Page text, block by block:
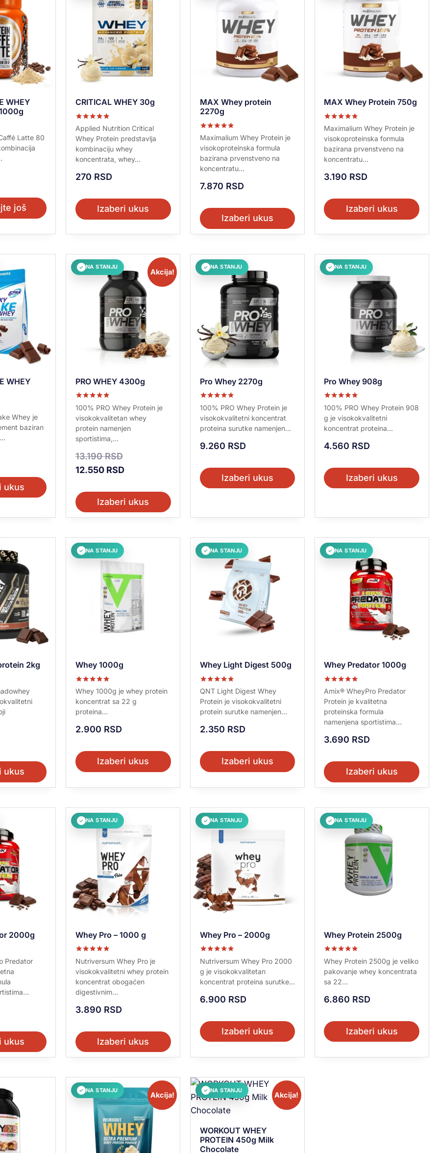
WHEY
Latte 80
još
CRITICAL WHEY 30g
Ocenjeno sa
5.00
od 5
Applied Nutrition Critical
Whey Protein predstavlja
kombinaciju whey
koncentrata, whey...
270 RSD
Izaberi ukus
MAX Whey protein
2270g
Ocenjeno sa
5.00
od 5
Maximalium Whey Protein je
visokoproteinska formula
bazirana prvenstveno na
koncentratu...
7.870 RSD
Izaberi ukus
MAX Whey Protein 750g
Ocenjeno sa
5.00
od 5
Maximalium Whey Protein je
visokoproteinska formula
bazirana prvenstveno na
koncentratu...
3.190 RSD
Izaberi ukus
WHEY
Whey je
baziran
ukus
✓ NA STANJU
Akcija!
PRO WHEY 4300g
Ocenjeno sa
5.00
od 5
100% PRO Whey Protein je
visokokvalitetan whey
protein namenjen
sportistima,...
13.190RSD
12.550 RSD
Izaberi ukus
✓ NA STANJU
Pro Whey 2270g
Ocenjeno sa
5.00
od 5
100% PRO Whey Protein je
visokokvalitetni koncentrat
proteina surutke namenjen...
9.260 RSD
Izaberi ukus
✓ NA STANJU
Pro Whey 908g
Ocenjeno sa
5.00
od 5
100% PRO Whey Protein 908
g je visokokvalitetni
koncentrat proteina...
4.560 RSD
Izaberi ukus
2kg
ukus
✓ NA STANJU
Whey 1000g
Ocenjeno sa
5.00
od 5
Whey 1000g je whey protein
koncentrat sa 22 g
proteina...
2.900 RSD
Izaberi ukus
✓ NA STANJU
Whey Light Digest 500g
Ocenjeno sa
5.00
od 5
QNT Light Digest Whey
Protein je visokokvalitetni
protein surutke namenjen...
2.350 RSD
Izaberi ukus
✓ NA STANJU
Whey Predator 1000g
Ocenjeno sa
5.00
od 5
Amix® WheyPro Predator
Protein je kvalitetna
proteinska formula
namenjena sportistima...
3.690 RSD
Izaberi ukus
2000g
Predator
ukus
✓ NA STANJU
Whey Pro – 1000 g
Ocenjeno sa
5.00
od 5
Nutriversum Whey Pro je
visokokvalitetni whey protein
koncentrat obogaćen
digestivnim...
3.890 RSD
Izaberi ukus
✓ NA STANJU
Whey Pro – 2000g
Ocenjeno sa
5.00
od 5
Nutriversum Whey Pro 2000
g je visokokvalitetan
koncentrat proteina surutke...
6.900 RSD
Izaberi ukus
✓ NA STANJU
Whey Protein 2500g
Ocenjeno sa
5.00
od 5
Whey Protein 2500g je veliko
pakovanje whey koncentrata
sa 22...
6.860 RSD
Izaberi ukus
✓ NA STANJU
Akcija!
✓ NA STANJU
Akcija!
WORKOUT WHEY
PROTEIN 450g Milk
Chocolate